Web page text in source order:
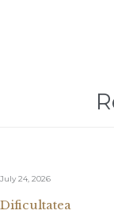
July 24, 2026
Dificultatea